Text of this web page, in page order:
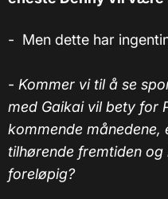
- Men dette har
- Kommer vi til å se
med Gaikai vil bety for
kommende månedene,
tilhørende fremtiden
foreløpig?